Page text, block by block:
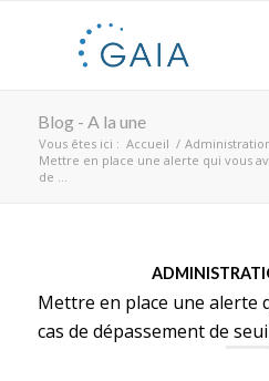
Blog - A la une
Vous êtes ici : Accueil /
Mettre en place une alerte qui vous
de ...
Mettre en place une alerte
cas de dépassement de